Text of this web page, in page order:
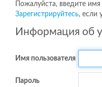
Пожалуйста, введите
Зарегистрируйтесь, если
Информация об
Имя пользователя
Пароль